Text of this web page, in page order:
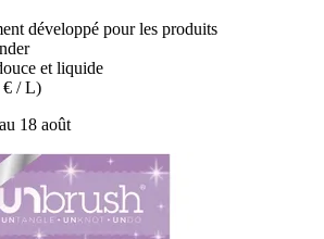
développé pour les produits
et liquide
€ / L)
18 août